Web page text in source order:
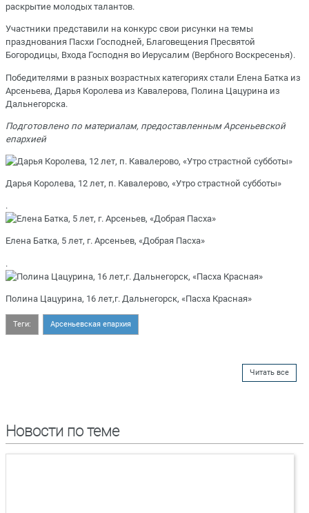
раскрытие молодых талантов.
Участники представили на конкурс свои рисунки на темы
празднования Пасхи Господней, Благовещения Пресвятой
Богородицы, Входа Господня во Иерусалим (Вербного Воскресенья).
Победителями в разных возрастных категориях стали Елена Батка из
Арсеньева, Дарья Королева из Кавалерова, Полина Цацурина из
Дальнегорска.
Подготовлено по материалам, предоставленным Арсеньевской
епархией
Дарья Королева, 12 лет, п. Кавалерово, «Утро страстной субботы»
.
Елена Батка, 5 лет, г. Арсеньев, «Добрая Пасха»
.
Полина Цацурина, 16 лет,г. Дальнегорск, «Пасха Красная»
Теги: Арсеньевская епархия
Читать все
Новости по теме